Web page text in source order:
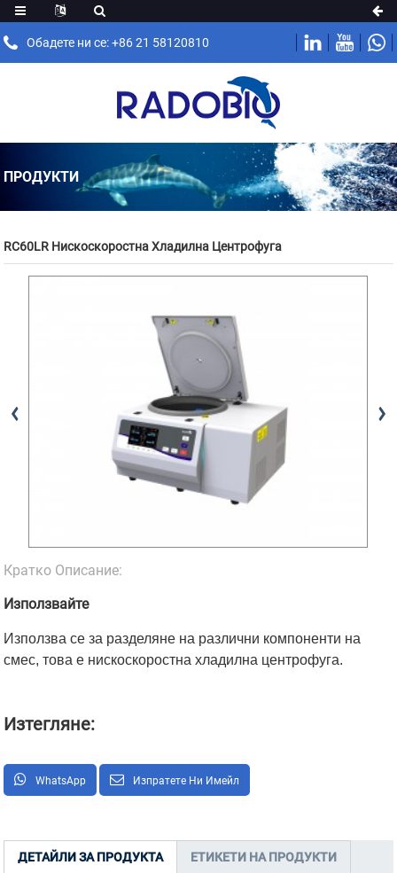
Обадете ни се: +86 21 58120810
ПРОДУКТИ
RC60LR Нискоскоростна Хладилна Центрофуга
Кратко Описание:
Използвайте
Използва се за разделяне на различни компоненти на
смес, това е нискоскоростна хладилна центрофуга.
Изтегляне:
WhatsApp Изпратете Ни Имейл
ДЕТАЙЛИ ЗА ПРОДУКТА ЕТИКЕТИ НА ПРОДУКТИ